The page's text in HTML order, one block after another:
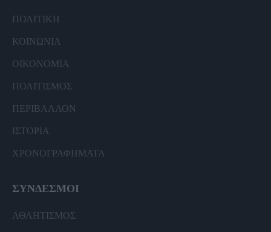
ΠΟΛΙΤΙΚΗ
ΚΟΙΝΩΝΙΑ
ΟΙΚΟΝΟΜΙΑ
ΠΟΛΙΤΙΣΜΟΣ
ΠΕΡΙΒΑΛΛΟΝ
ΙΣΤΟΡΙΑ
ΧΡΟΝΟΓΡΑΦΗΜΑΤΑ
ΣΥΝΔΕΣΜΟΙ
ΑΘΛΗΤΙΣΜΟΣ